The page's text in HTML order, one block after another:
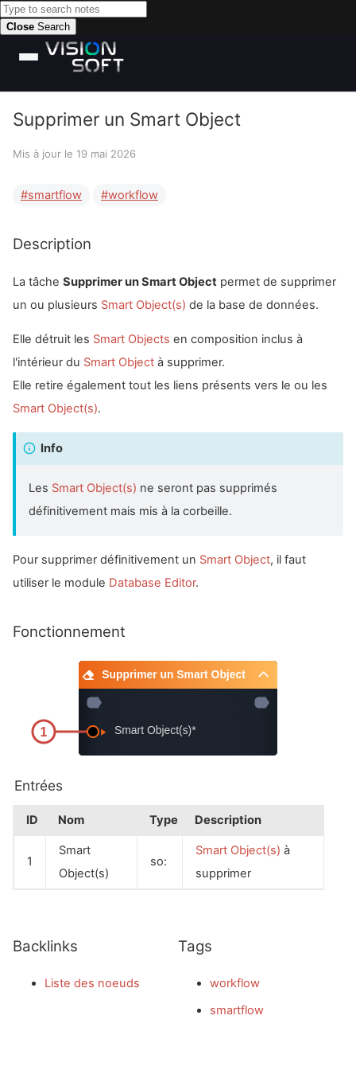
Close Search
Supprimer un Smart Object
Mis à jour le 19 mai 2026
smartflow workflow
Description
La tâche Supprimer un Smart Object permet de supprimer
un ou plusieurs Smart Object(s) de la base de données.
Elle détruit les Smart Objects en composition inclus à
l'intérieur du Smart Object à supprimer.
Elle retire également tout les liens présents vers le ou les
Smart Object(s).
Info
Les Smart Object(s) ne seront pas supprimés
définitivement mais mis à la corbeille.
Pour supprimer définitivement un Smart Object, il faut
utiliser le module Database Editor.
Fonctionnement
Entrées
ID Nom Type Description
1
Smart
Object(s)
so:
Smart Object(s) à
supprimer
Backlinks
Liste des noeuds
Tags
workflow
smartflow